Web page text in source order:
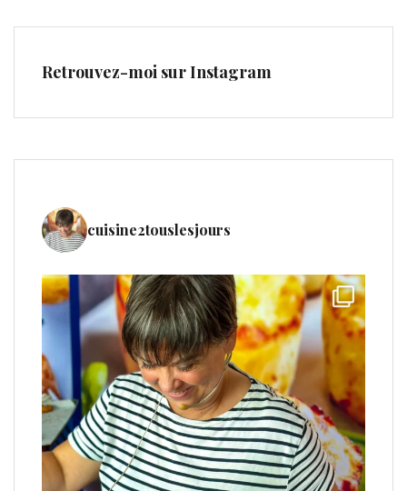
Retrouvez-moi sur Instagram
cuisine2touslesjours